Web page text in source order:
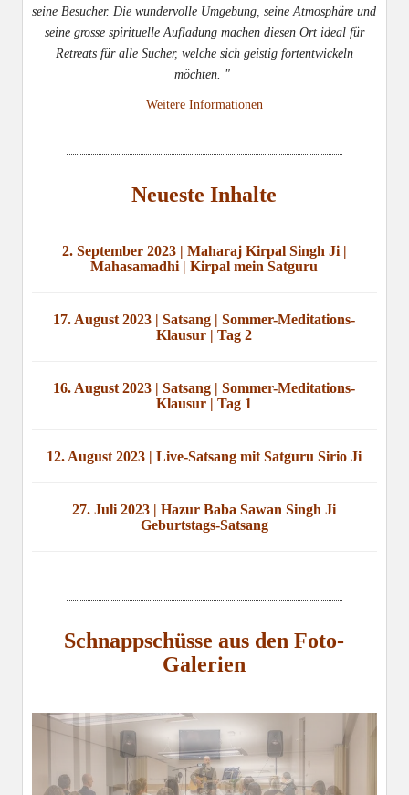
seine Besucher. Die wundervolle Umgebung, seine Atmosphäre und
seine grosse spirituelle Aufladung machen diesen Ort ideal für
Retreats für alle Sucher, welche sich geistig fortentwickeln
möchten. "
Weitere Informationen
Neueste Inhalte
2. September 2023 | Maharaj Kirpal Singh Ji |
Mahasamadhi | Kirpal mein Satguru
17. August 2023 | Satsang | Sommer-Meditations-
Klausur | Tag 2
16. August 2023 | Satsang | Sommer-Meditations-
Klausur | Tag 1
12. August 2023 | Live-Satsang mit Satguru Sirio Ji
27. Juli 2023 | Hazur Baba Sawan Singh Ji
Geburtstags-Satsang
Schnappschüsse aus den Foto-
Galerien